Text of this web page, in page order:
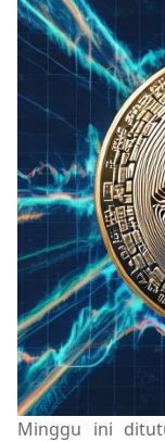
Minggu ini